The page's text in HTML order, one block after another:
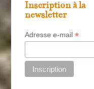
Inscription à la
newsletter
Adresse e-mail *